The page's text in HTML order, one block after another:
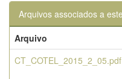
Arquivos associados a
Arquivo
CT_COTEL_2015_2_05.pdf